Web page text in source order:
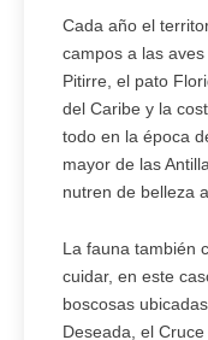
Cada año el
campos a las
Pitirre, el pato
del Caribe y la
todo en la época
mayor de las
nutren de belleza
La fauna también
cuidar, en este
boscosas
Deseada, el